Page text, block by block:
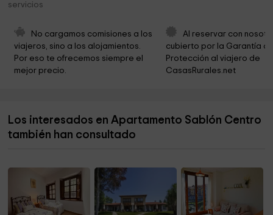
Ermita de Santa María
Parque
Museo Etnográfico del Oriente de Asturias
Iglesia de San Julián de Porrúa 3,9 km
Playa de Andrin 4,1 km
servicios
No cargamos comisiones a los
viajeros, sino a los alojamientos.
Por eso te ofrecemos siempre el
mejor precio.
Al reservar con
cubierto por la Garantía
Protección al viajero de
CasasRurales.net
Los interesados en Apartamento Sablón Centro
también han consultado